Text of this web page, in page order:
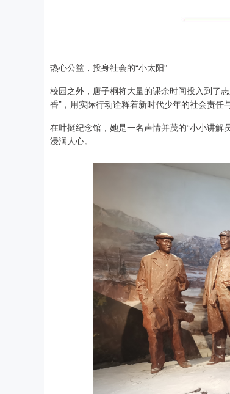
热心公益，投身社会的“小太阳”
校园之外，唐子桐将大量的课余时间投入到了
香”，用实际行动诠释着新时代少年的社会责任
在叶挺纪念馆，她是一名声情并茂的“小小讲
浸润人心。